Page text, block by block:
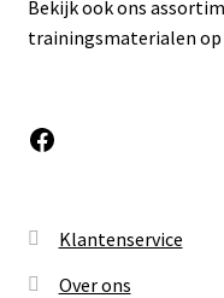
Bekijk ook ons
trainingsmaterialen op
Facebook
Klantenservice
Over ons